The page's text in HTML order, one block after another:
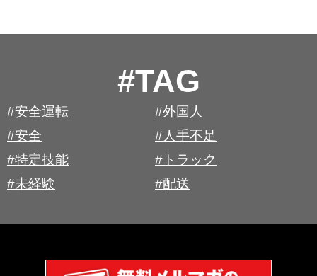
#TAG
#安全運転
#外国人
#安全
#人手不足
#特定技能
#トラック
#未経験
#配送